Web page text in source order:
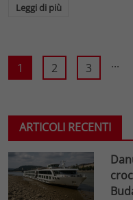
Leggi di più
1 2 3 ...
ARTICOLI RECENTI